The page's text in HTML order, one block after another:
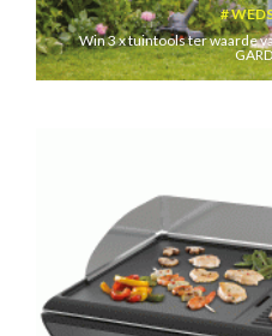
Win 3 x tuintools ter waarde